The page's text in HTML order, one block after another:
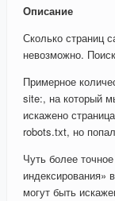
Описание
Сколько страниц
невозможно.
Примерное
site:, на который
искажено
robots.txt, но
Чуть более
индексирования»
могут быть